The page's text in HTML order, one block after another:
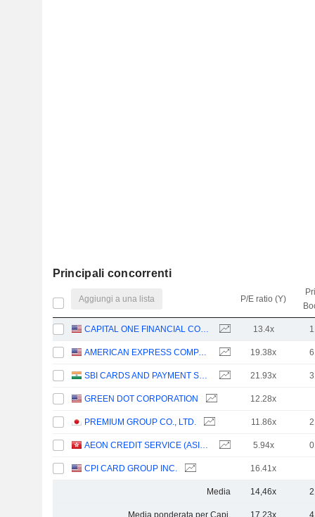
Principali concorrenti
Aggiungi a una lista P/E ratio (Y)
CAPITAL ONE FINANCIAL CORPORATION 13.4x
AMERICAN EXPRESS COMPANY 19.38x
SBI CARDS AND PAYMENT SERVICES LIMITED 21.93x
GREEN DOT CORPORATION 12.28x
PREMIUM GROUP CO., LTD. 11.86x
AEON CREDIT SERVICE (ASIA) COMPANY LIMITED 5.94x
CPI CARD GROUP INC. 16.41x
Media 14,46x
Media ponderata per Capi. 17,23x